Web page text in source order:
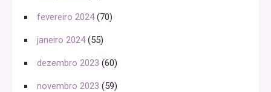
fevereiro 2024(70)
janeiro 2024(55)
dezembro 2023 (60)
novembro 2023 (59)